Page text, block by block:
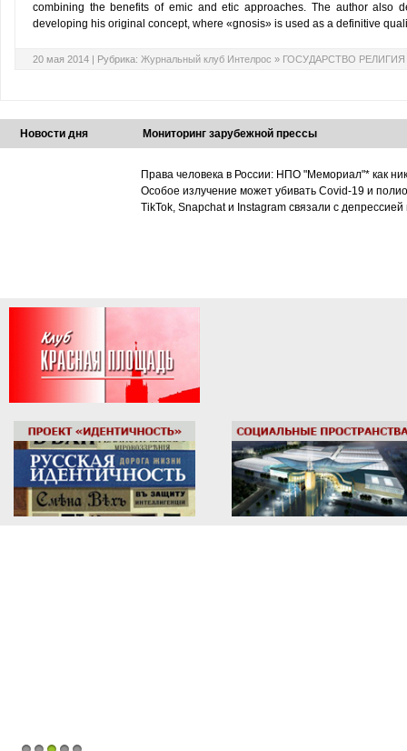
combining the benefits of emic and etic approaches. The author also
developing his original concept, where «gnosis» is used as a definitive
20 мая 2014 | Рубрика: Журнальный клуб Интелрос » ГОСУДАРСТВО
Новости дня Мониторинг зарубежной прессы
Права человека в России: НПО "Мемориал"* как
Особое излучение может убивать Covid-19 и
TikTok, Snapchat и Instagram связали с